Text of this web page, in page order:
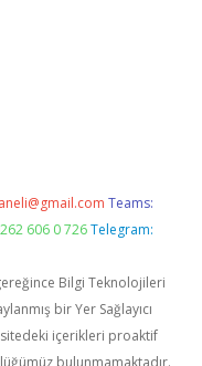
Teams:
606 0 726 Telegram:
Bilgi Teknolojileri
bir Yer Sağlayıcı
içerikleri proaktif
bulunmamaktadır.